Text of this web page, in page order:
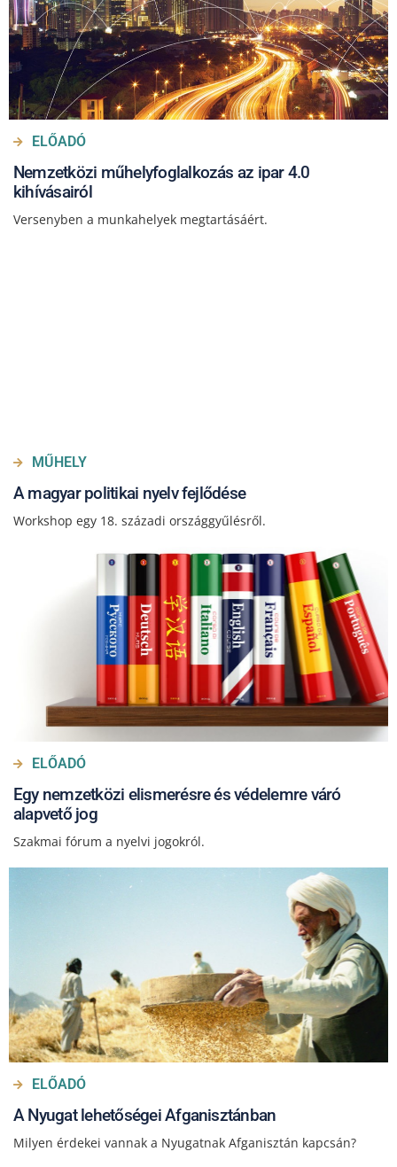
ELŐADÓ
Nemzetközi műhelyfoglalkozás az ipar 4.0
kihívásairól
Versenyben a munkahelyek megtartásáért.
MŰHELY
A magyar politikai nyelv fejlődése
Workshop egy 18. századi országgyűlésről.
ELŐADÓ
Egy nemzetközi elismerésre és védelemre váró
alapvető jog
Szakmai fórum a nyelvi jogokról.
ELŐADÓ
A Nyugat lehetőségei Afganisztánban
Milyen érdekei vannak a Nyugatnak Afganisztán kapcsán?